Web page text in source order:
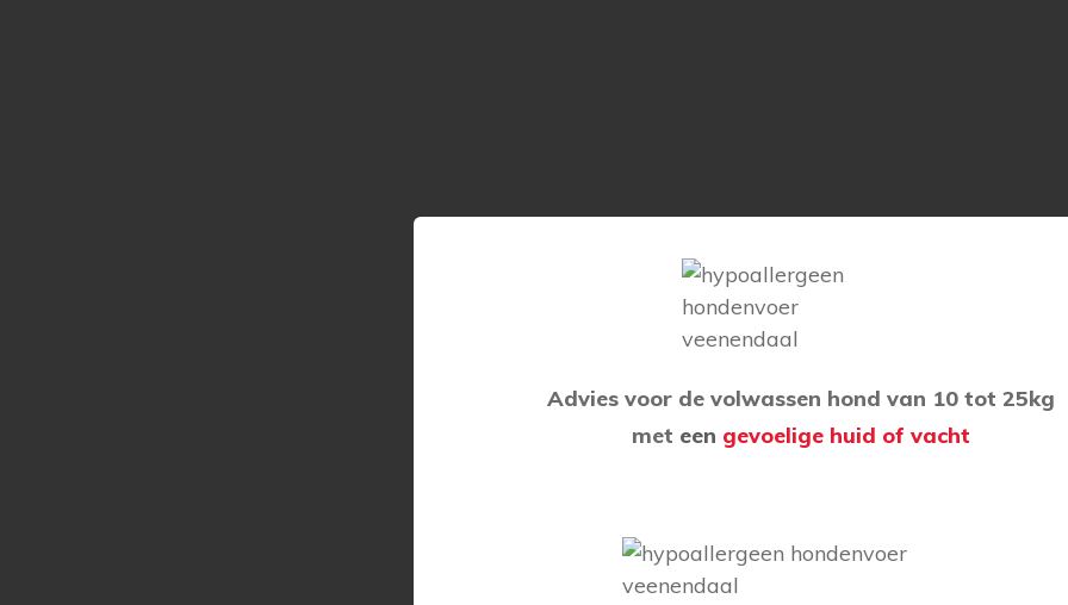
Advies voor de volwassen hond van 10 tot 25kg
met een gevoelige huid of vacht